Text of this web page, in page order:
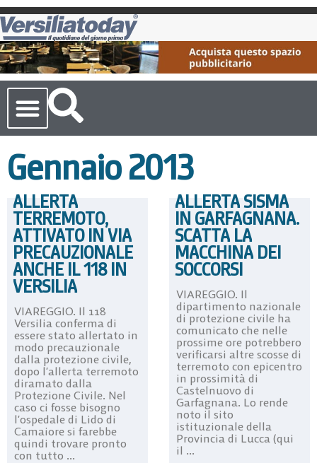
Gennaio 2013
ALLERTA
TERREMOTO,
ATTIVATO IN VIA
PRECAUZIONALE
ANCHE IL 118 IN
VERSILIA
VIAREGGIO. Il 118
Versilia conferma di
essere stato allertato in
modo precauzionale
dalla protezione civile,
dopo l’allerta terremoto
diramato dalla
Protezione Civile. Nel
caso ci fosse bisogno
l’ospedale di Lido di
Camaiore si farebbe
quindi trovare pronto
con tutto ...
ALLERTA SISMA
IN GARFAGNANA.
SCATTA LA
MACCHINA DEI
SOCCORSI
VIAREGGIO. Il
dipartimento nazionale
di protezione civile ha
comunicato che nelle
prossime ore potrebbero
verificarsi altre scosse di
terremoto con epicentro
in prossimità di
Castelnuovo di
Garfagnana. Lo rende
noto il sito
istituzionale della
Provincia di Lucca (qui
il ...